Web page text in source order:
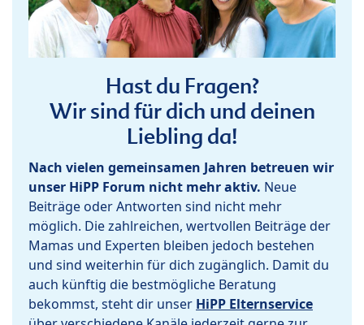
Hast du Fragen?
Wir sind für dich und deinen
Liebling da!
Nach vielen gemeinsamen Jahren betreuen wir
unser HiPP Forum nicht mehr aktiv. Neue
Beiträge oder Antworten sind nicht mehr
möglich. Die zahlreichen, wertvollen Beiträge der
Mamas und Experten bleiben jedoch bestehen
und sind weiterhin für dich zugänglich. Damit du
auch künftig die bestmögliche Beratung
bekommst, steht dir unser HiPP Elternservice